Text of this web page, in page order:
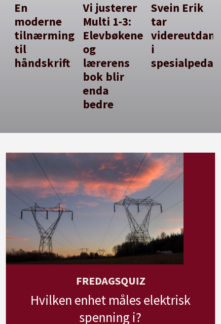
En
moderne
tilnærming
til
håndskrift
Vi justerer
Multi 1-3:
Elevbøkene
og
lærerens
bok blir
enda
bedre
Svein Erik
tar
i
FREDAGSQUIZ
Hvilken enhet måles elektrisk
spenning i?